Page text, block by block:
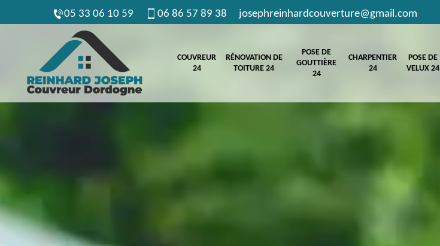
05 33 06 10 59 06 86 57 89 38 josephreinhardcouverture@gmail.com
COUVREUR
24
RÉNOVATION DE
TOITURE 24
POSE DE
GOUTTIÈRE
24
CHARPENTIER
24
POSE DE
VELUX 24